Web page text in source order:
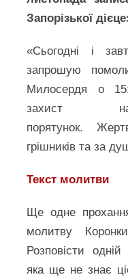
Запорізької
«Сьогодні і
запрошую
Милосердя о
захист
порятунок.
грішників та за
Текст молитви
Ще одне
молитву
Розповісти
яка ще не знає